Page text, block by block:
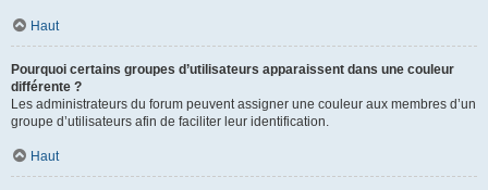
Haut
Pourquoi certains groupes d’utilisateurs apparaissent dans une couleur
différente ?
Les administrateurs du forum peuvent assigner une couleur aux membres d’un
groupe d’utilisateurs afin de faciliter leur identification.
Haut